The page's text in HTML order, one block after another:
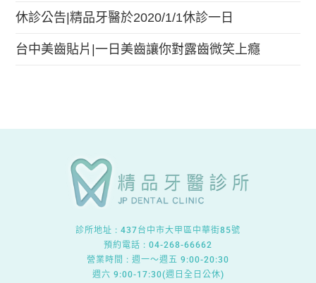
休診公告|精品牙醫於2020/1/1休診一日
台中美齒貼片|一日美齒讓你對露齒微笑上癮
診所地址 : 437台中市大甲區中華街85號
預約電話 : 04-268-66662
營業時間 : 週一～週五 9:00-20:30
週六 9:00-17:30(週日全日公休)